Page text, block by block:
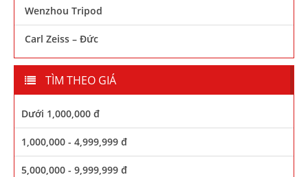
Wenzhou Tripod
Carl Zeiss – Đức
TÌM THEO GIÁ
Dưới 1,000,000 đ
1,000,000 - 4,999,999 đ
5,000,000 - 9,999,999 đ